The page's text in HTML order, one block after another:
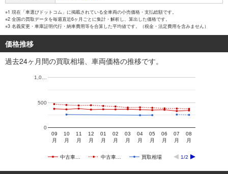
※1 現在「車選びドットコム」に掲載されている全車両の小売価格・支払総額です。
※2 全国の買取データを毎週直近6ヶ月ごとに集計・解析し、算出した価格です。
※3 名義変更・車庫証明代行・納車費用等を合算した平均値です。（税金・法定費用を含みません）
価格推移
過去24ヶ月間の買取相場、車両価格の推移です。
中古車… 中古車… 買取相場 1/2
09
月
10
月
11
月
12
月
01
月
02
月
03
月
04
月
05
月
06
月
07
月
08
月
0
500
1,0…